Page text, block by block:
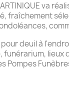
va
fraîchement
deuil à
funérarium,
Pompes